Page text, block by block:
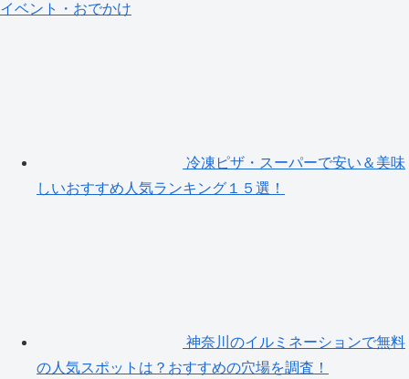
イベント・おでかけ
冷凍ピザ・スーパーで安い＆美味
しいおすすめ人気ランキング１５選！
神奈川のイルミネーションで無料
の人気スポットは？おすすめの穴場を調査！